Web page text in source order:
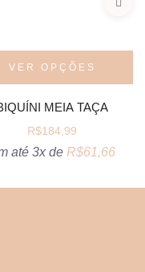
VER OPÇÕES
MEIA TAÇA
R$184,99
até 3x de R$61,66